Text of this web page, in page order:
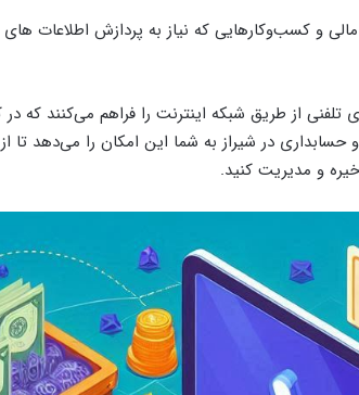
و کسب‌وکارهایی که نیاز به پردازش اطلاعات
از طریق شبکه اینترنت را فراهم می‌کنند که
در شیراز به شما این امکان را می‌دهد تا از
و مدیریت کنید.